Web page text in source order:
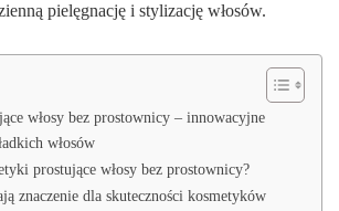
pielęgnację i stylizację włosów.
włosy bez prostownicy – innowacyjne
włosów
prostujące włosy bez prostownicy?
znaczenie dla skuteczności kosmetyków